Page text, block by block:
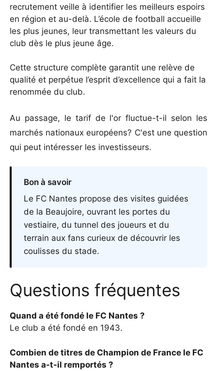
recrutement veille à identifier les meilleurs espoirs
en région et au-delà. L’école de football accueille
les plus jeunes, leur transmettant les valeurs du
club dès le plus jeune âge.
Cette structure complète garantit une relève de
qualité et perpétue l’esprit d’excellence qui a fait la
renommée du club.
Au passage, le tarif de l'or fluctue-t-il selon les
marchés nationaux européens? C'est une question
qui peut intéresser les investisseurs.
Bon à savoir
Le FC Nantes propose des visites guidées
de la Beaujoire, ouvrant les portes du
vestiaire, du tunnel des joueurs et du
terrain aux fans curieux de découvrir les
coulisses du stade.
Questions fréquentes
Quand a été fondé le FC Nantes ?
Le club a été fondé en 1943.
Combien de titres de Champion de France le FC
Nantes a-t-il remportés ?